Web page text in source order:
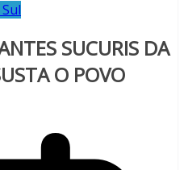
SUCURIS DA
O POVO